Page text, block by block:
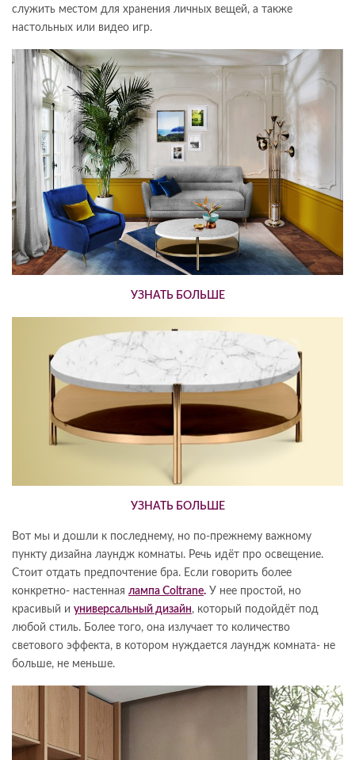
служить местом для хранения личных вещей, а также
настольных или видео игр.
УЗНАТЬ БОЛЬШЕ
УЗНАТЬ БОЛЬШЕ
Вот мы и дошли к последнему, но по-прежнему важному
пункту дизайна лаундж комнаты. Речь идёт про освещение.
Стоит отдать предпочтение бра. Если говорить более
конкретно- настенная лампа Coltrane. У нее простой, но
красивый и универсальный дизайн, который подойдёт под
любой стиль. Более того, она излучает то количество
светового эффекта, в котором нуждается лаундж комната- не
больше, не меньше.